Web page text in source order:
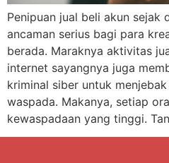
Penipuan jual beli akun sejak
ancaman serius bagi para
berada. Maraknya aktivitas
internet sayangnya juga
kriminal siber untuk
waspada. Makanya, setiap
kewaspadaan yang tinggi.